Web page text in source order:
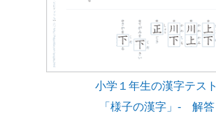
小学１年生の漢字テスト
「様子の漢字」- 解答